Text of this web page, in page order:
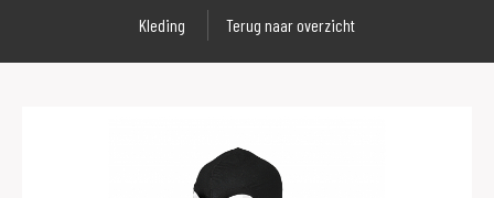
Kleding Terug naar overzicht